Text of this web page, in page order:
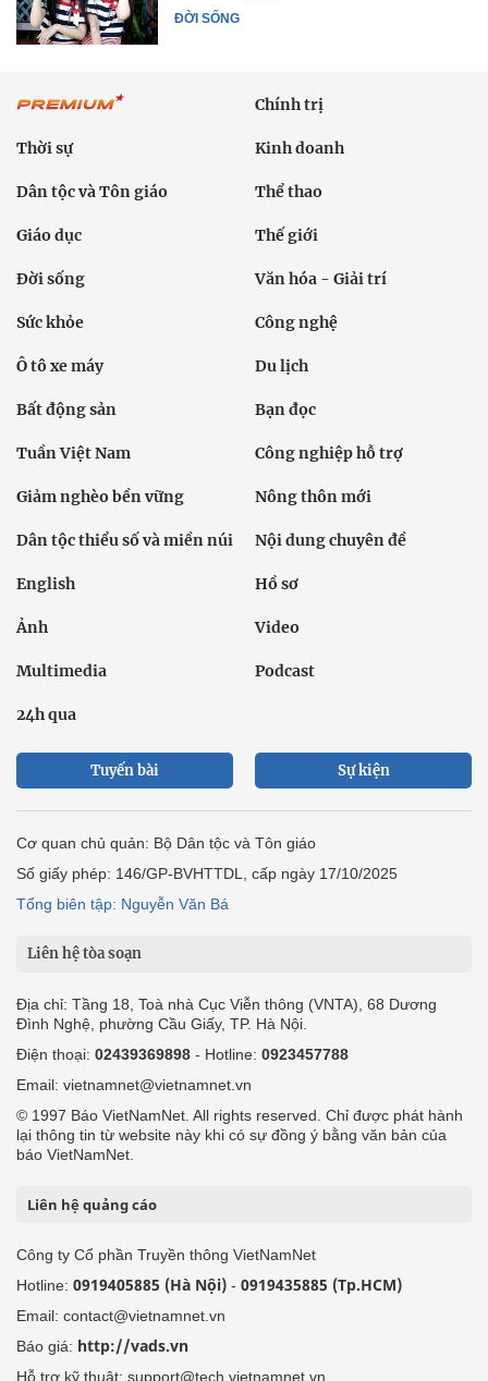
ĐỜI SỐNG
Chính trị
Thời sự Kinh doanh
Dân tộc và Tôn giáo Thể thao
Giáo dục Thế giới
Đời sống Văn hóa - Giải trí
Sức khỏe Công nghệ
Ô tô xe máy Du lịch
Bất động sản Bạn đọc
Tuần Việt Nam Công nghiệp hỗ trợ
Giảm nghèo bền vững Nông thôn mới
Dân tộc thiểu số và miền núi Nội dung chuyên đề
English Hồ sơ
Ảnh Video
Multimedia Podcast
24h qua
Tuyến bài Sự kiện
Cơ quan chủ quản: Bộ Dân tộc và Tôn giáo
Số giấy phép: 146/GP-BVHTTDL, cấp ngày 17/10/2025
Tổng biên tập: Nguyễn Văn Bá
Liên hệ tòa soạn
Địa chỉ: Tầng 18, Toà nhà Cục Viễn thông (VNTA), 68 Dương
Đình Nghệ, phường Cầu Giấy, TP. Hà Nội.
Điện thoại: 02439369898 - Hotline: 0923457788
Email: vietnamnet@vietnamnet.vn
© 1997 Báo VietNamNet. All rights reserved. Chỉ được phát hành
lại thông tin từ website này khi có sự đồng ý bằng văn bản của
báo VietNamNet.
Liên hệ quảng cáo
Công ty Cổ phần Truyền thông VietNamNet
Hotline: 0919405885 (Hà Nội) - 0919435885 (Tp.HCM)
Email: contact@vietnamnet.vn
Báo giá: http://vads.vn
Hỗ trợ kỹ thuật: support@tech.vietnamnet.vn